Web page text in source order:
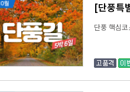
[단풍특
단풍 핵심